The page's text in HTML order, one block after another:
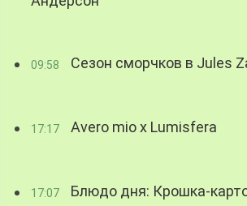
09:58 Сезон сморчков в Jules
17:17 Avero mio x Lumisfera
17:07
Блюдо дня: Крошка-